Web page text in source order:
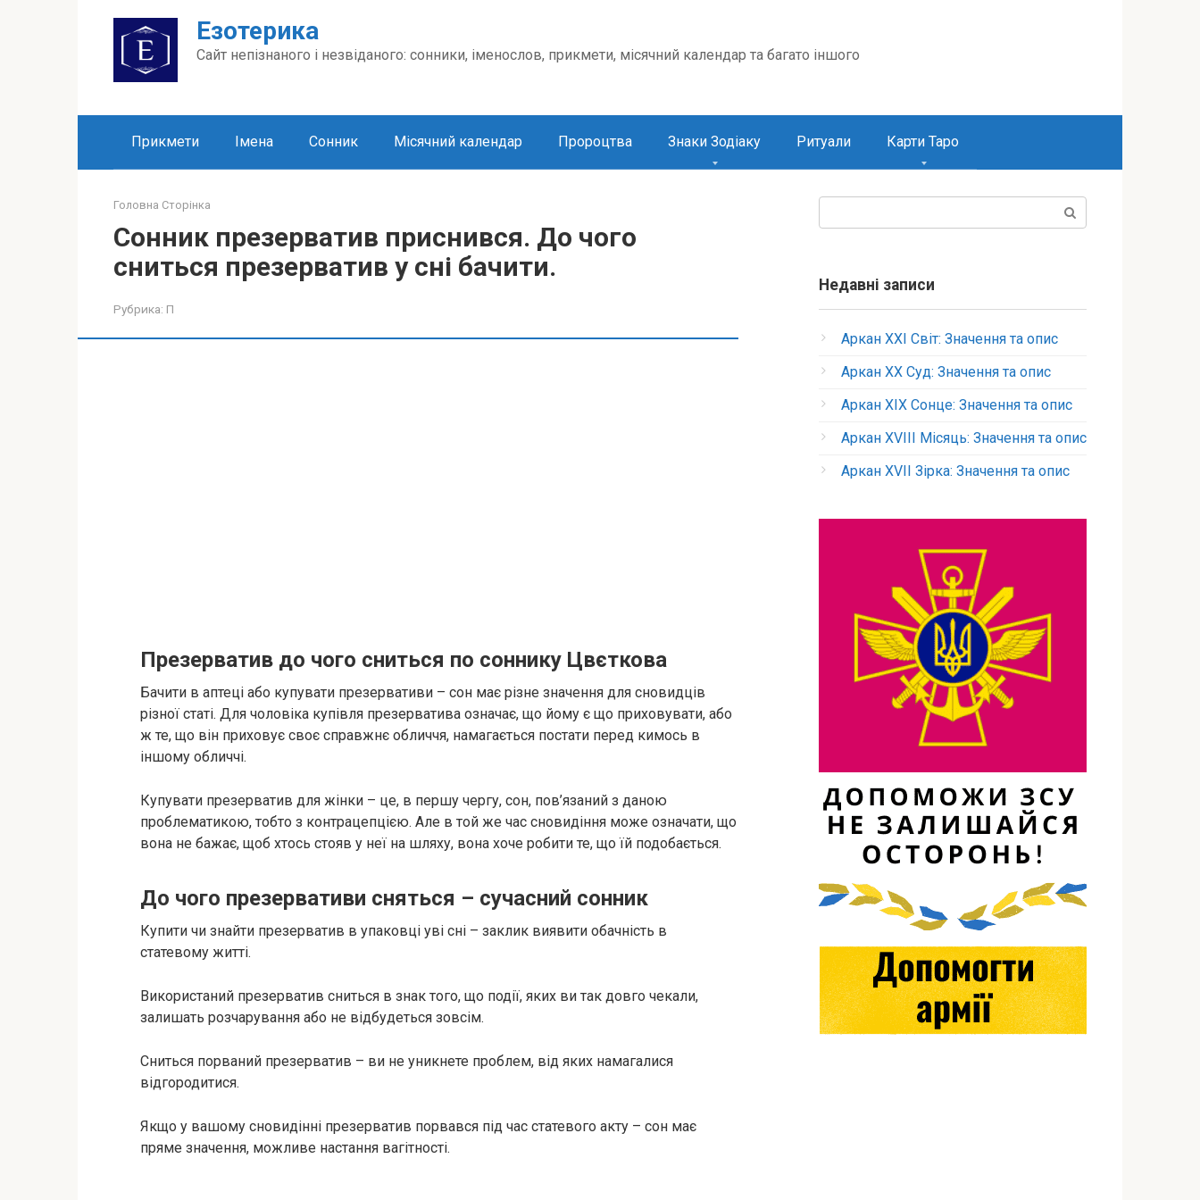
Езотерика
Сайт непізнаного і незвіданого: сонники, іменослов, прикмети, місячний календар та багато іншого
Прикмети Імена Сонник Місячний календар Пророцтва Знаки Зодіаку Ритуали Карти Таро
Головна Сторінка
Сонник презерватив приснився. До чого
сниться презерватив у сні бачити.
Рубрика: П
Презерватив до чого сниться по соннику Цвєткова
Бачити в аптеці або купувати презервативи – сон має різне значення для сновидців
різної статі. Для чоловіка купівля презерватива означає, що йому є що приховувати, або
ж те, що він приховує своє справжнє обличчя, намагається постати перед кимось в
іншому обличчі.
Купувати презерватив для жінки – це, в першу чергу, сон, пов’язаний з даною
проблематикою, тобто з контрацепцією. Але в той же час сновидіння може означати, що
вона не бажає, щоб хтось стояв у неї на шляху, вона хоче робити те, що їй подобається.
До чого презервативи сняться – сучасний сонник
Купити чи знайти презерватив в упаковці уві сні – заклик виявити обачність в
статевому житті.
Використаний презерватив сниться в знак того, що події, яких ви так довго чекали,
залишать розчарування або не відбудеться зовсім.
Сниться порваний презерватив – ви не уникнете проблем, від яких намагалися
відгородитися.
Якщо у вашому сновидінні презерватив порвався під час статевого акту – сон має
пряме значення, можливе настання вагітності.
Недавні записи
Аркан XXI Світ: Значення та опис
Аркан XX Суд: Значення та опис
Аркан XIX Сонце: Значення та опис
Аркан XVIII Місяць: Значення та опис
Аркан XVII Зірка: Значення та опис